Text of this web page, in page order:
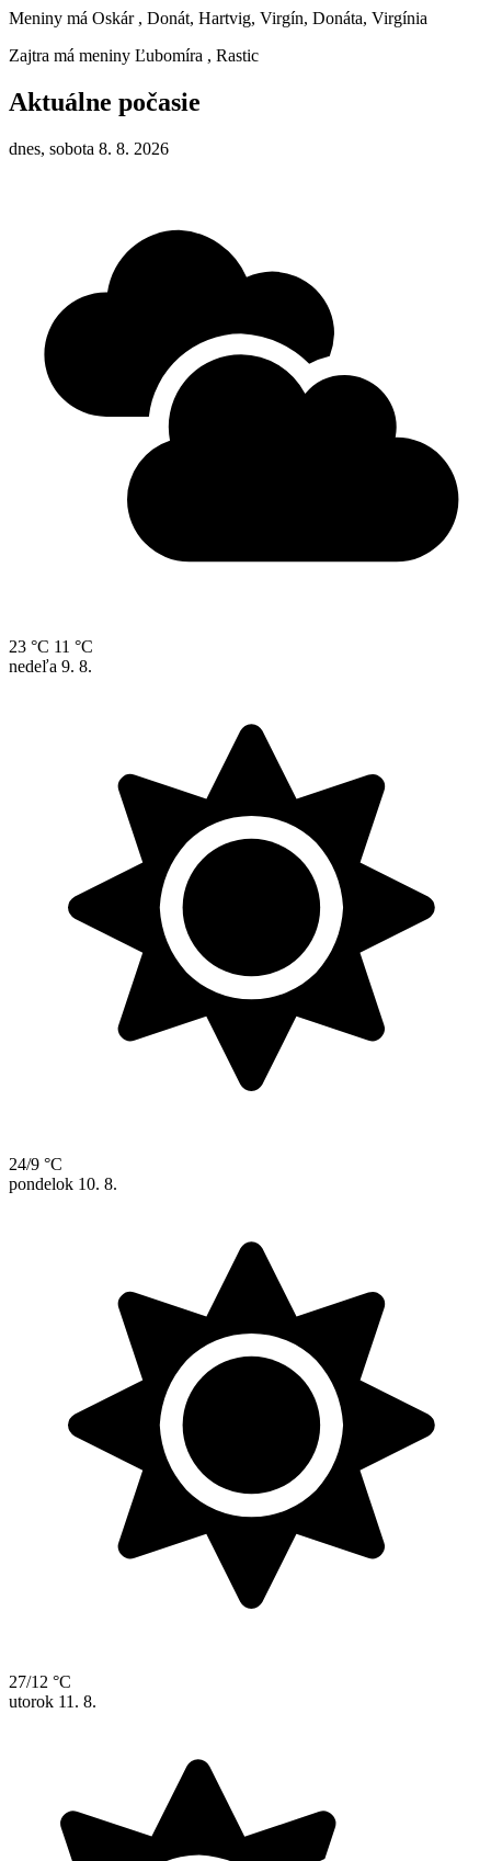
Meniny má Oskár , Donát, Hartvig, Virgín, Donáta, Virgínia
Zajtra má meniny Ľubomíra , Rastic
Aktuálne počasie
dnes, sobota 8. 8. 2026
23 °C 11 °C
nedeľa 9. 8.
24/9 °C
pondelok 10. 8.
27/12 °C
utorok 11. 8.